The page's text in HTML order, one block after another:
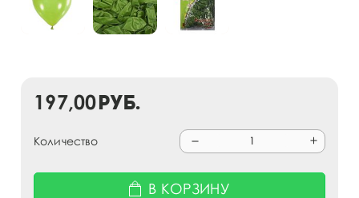
197,00руб.
Количество
В КОРЗИНУ